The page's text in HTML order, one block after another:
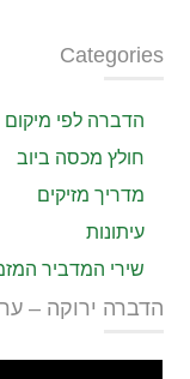
Categories
הדברה לפי מיקום
חולץ מכסה ביוב
מדריך מזיקים
עיתונות
שירי המדביר
הדברה ירוקה – ערוץ 10 תוכנית